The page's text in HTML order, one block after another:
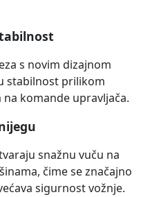
s novim dizajnom
stabilnost prilikom
komande upravljača.
snažnu vuču na
čime se značajno
sigurnost vožnje.